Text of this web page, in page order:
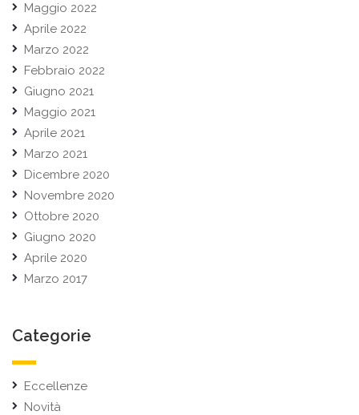
Maggio 2022
Aprile 2022
Marzo 2022
Febbraio 2022
Giugno 2021
Maggio 2021
Aprile 2021
Marzo 2021
Dicembre 2020
Novembre 2020
Ottobre 2020
Giugno 2020
Aprile 2020
Marzo 2017
Categorie
Eccellenze
Novità